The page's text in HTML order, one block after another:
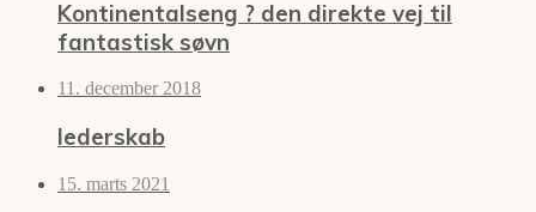
Kontinentalseng ? den direkte vej til
fantastisk søvn
11. december 2018
lederskab
15. marts 2021